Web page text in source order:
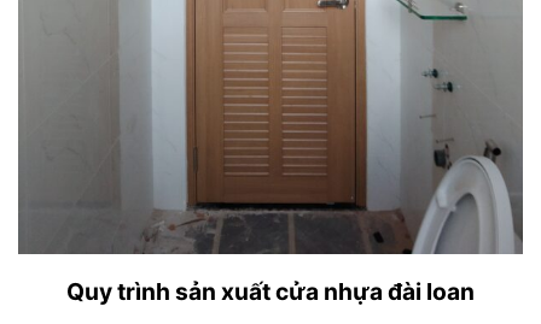
Quy trình sản xuất cửa nhựa đài loan